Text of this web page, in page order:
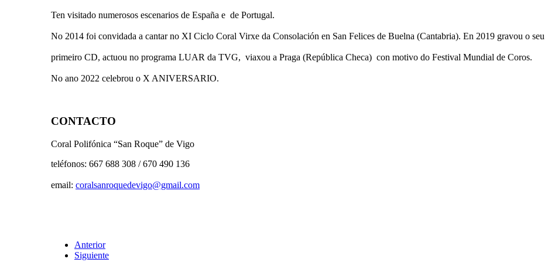
Ten visitado numerosos escenarios de España e de Portugal.
No 2014 foi convidada a cantar no XI Ciclo Coral Virxe da Consolación en San Felices de Buelna (Cantabria). En 2019 gravou o seu
primeiro CD, actuou no programa LUAR da TVG, viaxou a Praga (República Checa) con motivo do Festival Mundial de Coros.
No ano 2022 celebrou o X ANIVERSARIO.
CONTACTO
Coral Polifónica “San Roque” de Vigo
teléfonos: 667 688 308 / 670 490 136
email: coralsanroquedevigo@gmail.com
Anterior
Siguiente